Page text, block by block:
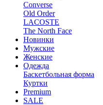
Converse
Old Order
LACOSTE
The North Face
Новинки
Мужские
Женские
Одежда
Баскетбольная форма
Куртки
Premium
SALE